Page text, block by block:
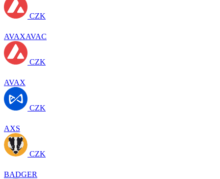
CZK
AVAXAVAC
CZK
AVAX
CZK
AXS
CZK
BADGER